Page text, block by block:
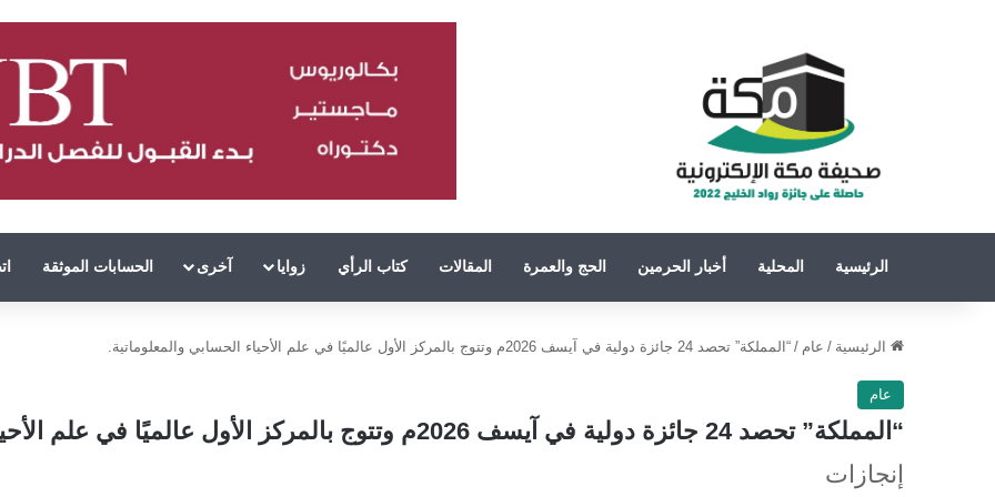
الرئيسية المحلية أخبار الحرمين الحج والعمرة المقالات كتاب الرأي زوايا آخرى الحسابات الموثقة
الرئيسية / عام / “المملكة” تحصد 24 جائزة دولية في آيسف 2026م وتتوج بالمركز الأول عالميًا في علم الأحياء الحسابي والمعلوماتية.
عام
“المملكة” تحصد 24 جائزة دولية في آيسف 2026م وتتوج بالمركز الأول عالميًا في علم الأحياء الحسابي والمعلوماتية.
إنجازات